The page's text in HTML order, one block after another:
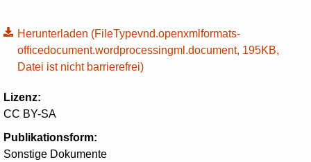
Herunterladen (FileTypevnd.openxmlformats-
officedocument.wordprocessingml.document, 195KB,
Datei ist nicht barrierefrei)
Lizenz:
CC BY-SA
Publikationsform:
Sonstige Dokumente